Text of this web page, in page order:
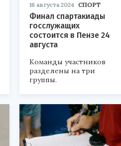
16 августа 2024 СПОРТ
Финал спартакиады
госслужащих
состоится в Пензе 24
августа
Команды участников
разделены на три
группы.